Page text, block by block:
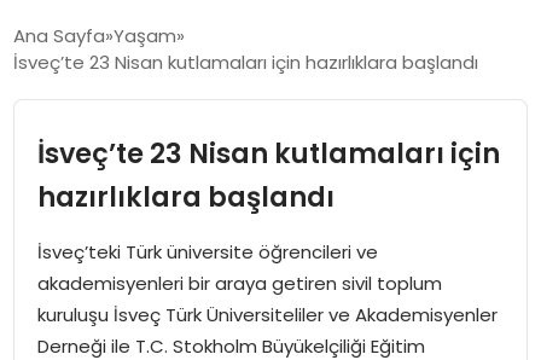
GÜNDEM
EKONOMI
İDEAL YAŞAM
İDEAL SPOR
YAŞAM
Ana Sayfa Yaşam
İsveç’te 23 Nisan kutlamaları için hazırlıklara başlandı
İsveç’te 23 Nisan kutlamaları için
hazırlıklara başlandı
İsveç’teki Türk üniversite öğrencileri ve
akademisyenleri bir araya getiren sivil toplum
kuruluşu İsveç Türk Üniversiteliler ve Akademisyenler
Derneği ile T.C. Stokholm Büyükelçiliği Eğitim